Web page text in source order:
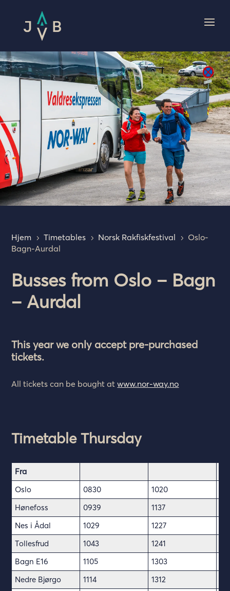
Hjem 5 Timetables 5 Norsk Rakfiskfestival 5
Oslo-
Bagn-Aurdal
Busses from Oslo – Bagn
– Aurdal
This year we only accept pre-purchased
tickets.
All tickets can be bought atwww.nor-way.no
Timetable Thursday
Fra
Oslo
0830 1020
Hønefoss
0939 1137
Nes i Ådal
1029 1227
Tollesfrud
1043 1241
Bagn E16
1105 1303
Nedre Bjørgo
1114 1312